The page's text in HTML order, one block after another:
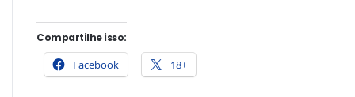
Compartilhe isso:
Facebook 18+